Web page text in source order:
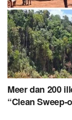
Meer dan 200
“Clean